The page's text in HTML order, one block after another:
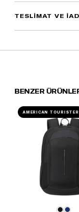
TESLİMAT VE
BENZER
AMERICAN TOURISTER